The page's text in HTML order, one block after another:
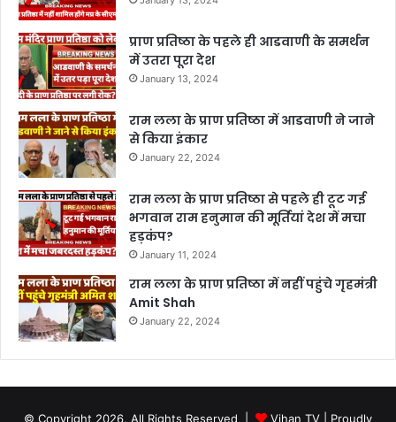
प्राण प्रतिष्ठा के पहले ही आडवाणी के समर्थन
में उतरा पूरा देश
January 13, 2024
राम लला के प्राण प्रतिष्ठा में आडवाणी ने जाने
से किया इंकार
January 22, 2024
राम लला के प्राण प्रतिष्ठा से पहले ही टूट गई
भगवान राम हनुमान की मूर्तियां देश में मचा
हड़कंप?
January 11, 2024
राम लला के प्राण प्रतिष्ठा में नहीं पहुंचे गृहमंत्री
Amit Shah
January 22, 2024
© Copyright 2026, All Rights Reserved | Vihan TV | Proudly